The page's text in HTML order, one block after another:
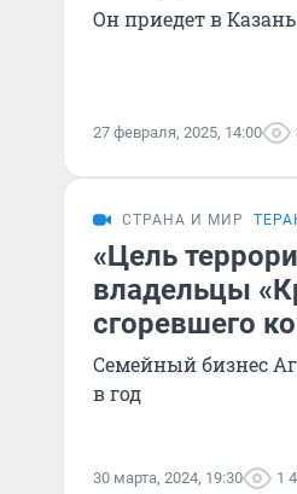
Он приедет в
27 февраля, 2025, 14:00
СТРАНА И МИР
«Цель
владельцы
сгоревшего
Семейный бизнес
в год
30 марта, 2024, 19:30 1